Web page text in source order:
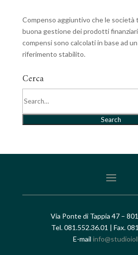
Compenso aggiuntivo che le
buona gestione dei prodotti
compensi sono calcolati in base ad
riferimento stabilito.
Cerca
Search
Via Ponte di Tappia 47 –
Tel. 081.552.36.01 | Fax.
E-mail